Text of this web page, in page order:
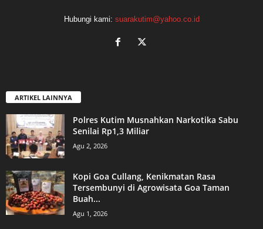
Hubungi kami: suarakutim@yahoo.co.id
ARTIKEL LAINNYA
Polres Kutim Musnahkan Narkotika Sabu
Senilai Rp1,3 Miliar
Agu 2, 2026
Kopi Goa Cullang, Kenikmatan Rasa
Tersembunyi di Agrowisata Goa Taman
Buah...
Agu 1, 2026